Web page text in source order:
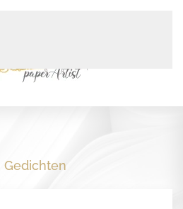
Gedichten